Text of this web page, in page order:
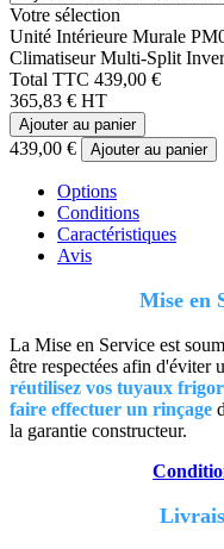
Votre sélection
Unité Intérieure Murale
Climatiseur Multi-Split
Total TTC 439,00 €
365,83 € HT
Ajouter au panier
439,00 € Ajouter au panier
Options
Conditions
Caractéristiques
Avis
Mise en
La Mise en Service est
être respectées afin d'éviter
réutilisez vos tuyaux
faire effectuer un rinçage
la garantie constructeur.